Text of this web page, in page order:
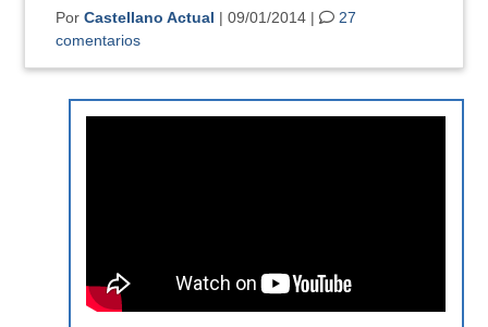
PorCastellano Actual | 09/01/2014 |
27
comentarios